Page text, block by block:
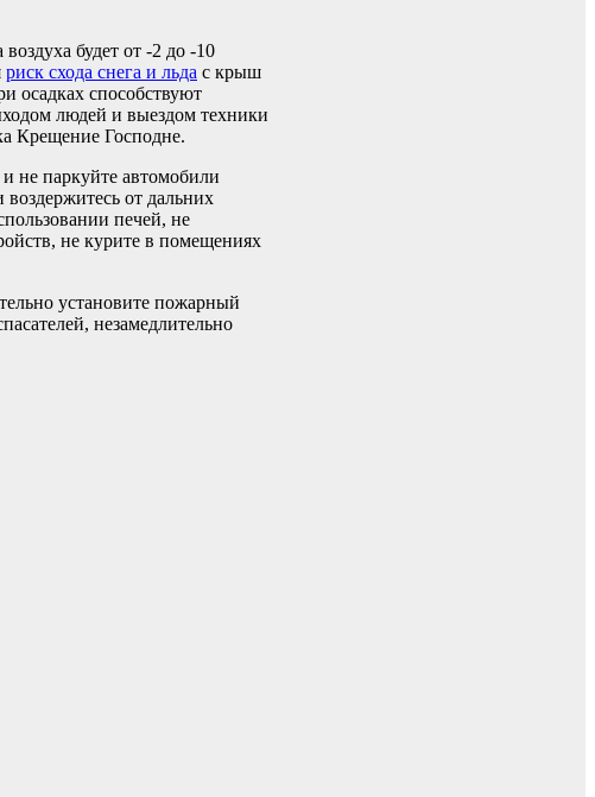
будет от -2 до -10
риск схода снега и льда с крыш
осадках способствуют
людей и выездом техники
Крещение Господне.
не паркуйте автомобили
от дальних
печей, не
не курите в помещениях
установите пожарный
незамедлительно